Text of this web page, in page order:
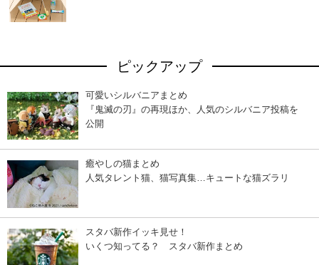
ピックアップ
可愛いシルバニアまとめ
『鬼滅の刃』の再現ほか、人気のシルバニア投稿を
公開
癒やしの猫まとめ
人気タレント猫、猫写真集…キュートな猫ズラリ
スタバ新作イッキ見せ！
いくつ知ってる？ スタバ新作まとめ